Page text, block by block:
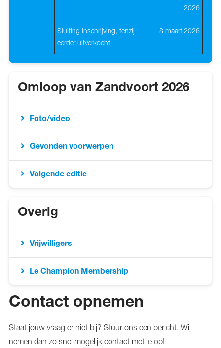
2026
Sluiting inschrijving, tenzij
eerder uitverkocht
8 maart 2026
Omloop van Zandvoort 2026
Foto/video
Gevonden voorwerpen
Volgende editie
Overig
Vrijwilligers
Le Champion Membership
Contact opnemen
Staat jouw vraag er niet bij? Stuur ons een bericht. Wij
nemen dan zo snel mogelijk contact met je op!